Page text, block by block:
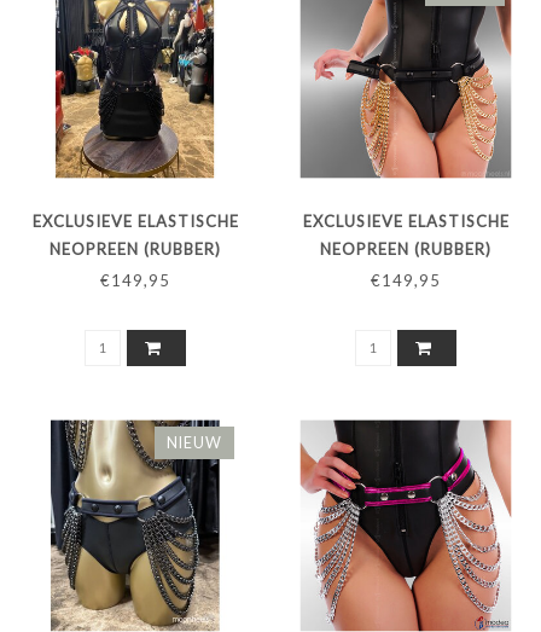
EXCLUSIEVE ELASTISCHE
NEOPREEN (RUBBER)
HEUPRIEM MET ZWARTE
€149,95
EXCLUSIEVE ELASTISCHE
NEOPREEN (RUBBER)
HEUPRIEM MET
KETTINGEN
€149,95
NIEUW